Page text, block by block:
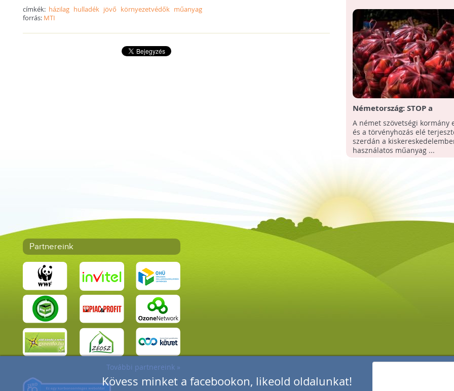
Kövess minket a facebookon, likeold oldalunkat!
címkék: házilag hulladék jövő környezetvédők műanyag
forrás: MTI
Németország: STOP a
műanyagszatyroknak!
A német szövetségi kormány
és a törvényhozás elé
szerdán a
használatos műanyag ...
Partnereink
További partnereink »